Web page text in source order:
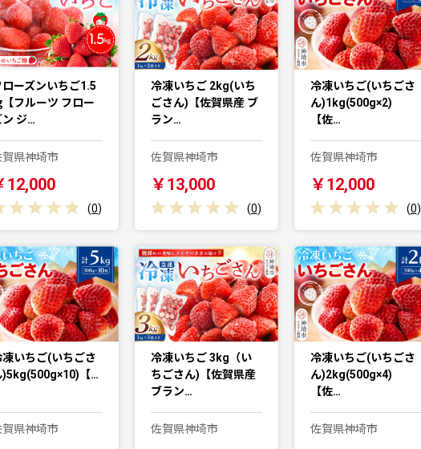
ローズンいちご1.5
【フルーツ フロー
ン ジ…
賀県神埼市
12,000
(0)
冷凍いちご 2kg(いち
ごさん)【佐賀県産 ブ
ラン…
佐賀県神埼市
￥13,000
(0)
冷凍いちご(いちごさ
ん)1kg(500g×2)
【佐…
佐賀県神埼市
￥12,000
(0)
凍いちご(いちごさ
)5kg(500g×10)【…
賀県神埼市
冷凍いちご 3kg（い
ちごさん)【佐賀県産
ブラン…
佐賀県神埼市
冷凍いちご(いちごさ
ん)2kg(500g×4)
【佐…
佐賀県神埼市